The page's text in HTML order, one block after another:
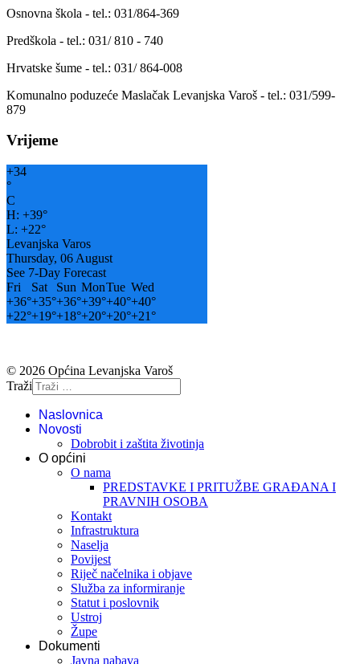
Osnovna škola - tel.: 031/864-369
Predškola - tel.: 031/ 810 - 740
Hrvatske šume - tel.: 031/ 864-008
Komunalno poduzeće Maslačak Levanjska Varoš - tel.: 031/599-
879
Vrijeme
+34
°
C
H: +39°
L: +22°
Levanjska Varos
Thursday, 06 August
See 7-Day Forecast
Fri
Sat Sun MonTue Wed
+36°+35°+36°+39°+40°+40°
+22°+19°+18°+20°+20°+21°
© 2026 Općina Levanjska Varoš
Traži
Naslovnica
Novosti
Dobrobit i zaštita životinja
O općini
O nama
PREDSTAVKE I PRITUŽBE GRAĐANA I
PRAVNIH OSOBA
Kontakt
Infrastruktura
Naselja
Povijest
Riječ načelnika i objave
Služba za informiranje
Statut i poslovnik
Ustroj
Župe
Dokumenti
Javna nabava